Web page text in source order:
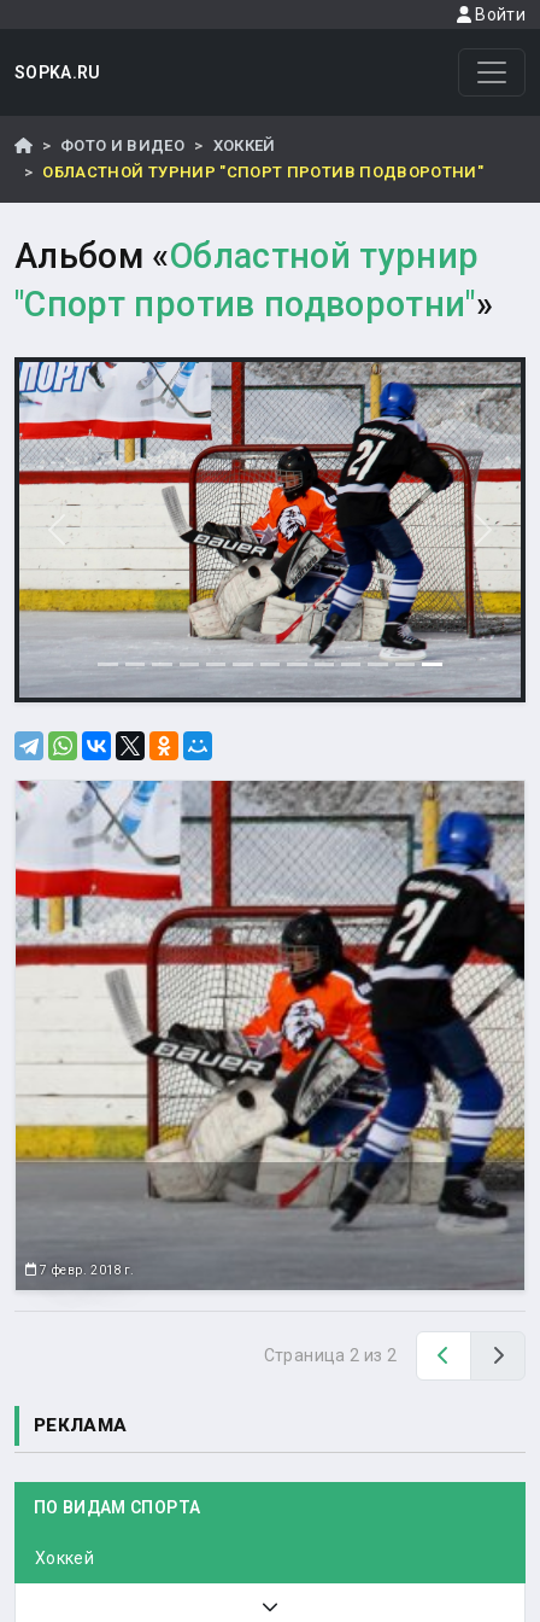
Войти
SOPKA.RU
ФОТО И ВИДЕО
ХОККЕЙ
ОБЛАСТНОЙ ТУРНИР "СПОРТ ПРОТИВ ПОДВОРОТНИ"
Альбом «Областной турнир
"Спорт против подворотни"»
Назад
7 февр. 2018 г.
Страница 2 из 2 Назад
РЕКЛАМА
ПО ВИДАМ СПОРТА
Хоккей